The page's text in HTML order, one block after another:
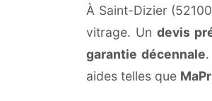
À Saint-Dizier
vitrage. Un devis
garantie décennale
aides telles que